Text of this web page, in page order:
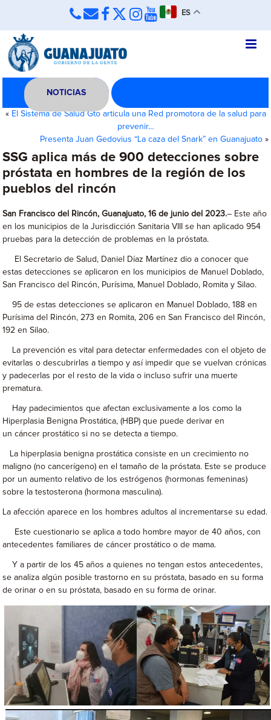
ES
NOTICIAS
« El Sistema de Salud Gto articula una Red promotora de la salud para
prevenir…
Presenta Juan Gedovius “La caza del Snark” en Guanajuato»
SSG aplica más de 900 detecciones sobre
próstata en hombres de la región de los
pueblos del rincón
San Francisco del Rincón, Guanajuato, 16 de junio del 2023.– Este año
en los municipios de la Jurisdicción Sanitaria VIII se han aplicado 954
pruebas para la detección de problemas en la próstata.
El Secretario de Salud, Daniel Díaz Martínez dio a conocer que
estas detecciones se aplicaron en los municipios de Manuel Doblado,
San Francisco del Rincón, Purísima, Manuel Doblado, Romita y Silao.
95 de estas detecciones se aplicaron en Manuel Doblado, 188 en
Purísima del Rincón, 273 en Romita, 206 en San Francisco del Rincón,
192 en Silao.
La prevención es vital para detectar enfermedades con el objeto de
evitarlas o descubrirlas a tiempo y así impedir que se vuelvan crónicas
y padecerlas por el resto de la vida o incluso sufrir una muerte
prematura.
Hay padecimientos que afectan exclusivamente a los como la
Hiperplasia Benigna Prostática, (HBP) que puede derivar en
un cáncer prostático si no se detecta a tiempo.
La hiperplasia benigna prostática consiste en un crecimiento no
maligno (no cancerígeno) en el tamaño de la próstata. Este se produce
por un aumento relativo de los estrógenos (hormonas femeninas)
sobre la testosterona (hormona masculina).
La afección aparece en los hombres adultos al incrementarse su edad.
Este cuestionario se aplica a todo hombre mayor de 40 años, con
antecedentes familiares de cáncer prostático o de mama.
Y a partir de los 45 años a quienes no tengan estos antecedentes,
se analiza algún posible trastorno en su próstata, basado en su forma
de orinar o en su próstata, basado en su forma de orinar.